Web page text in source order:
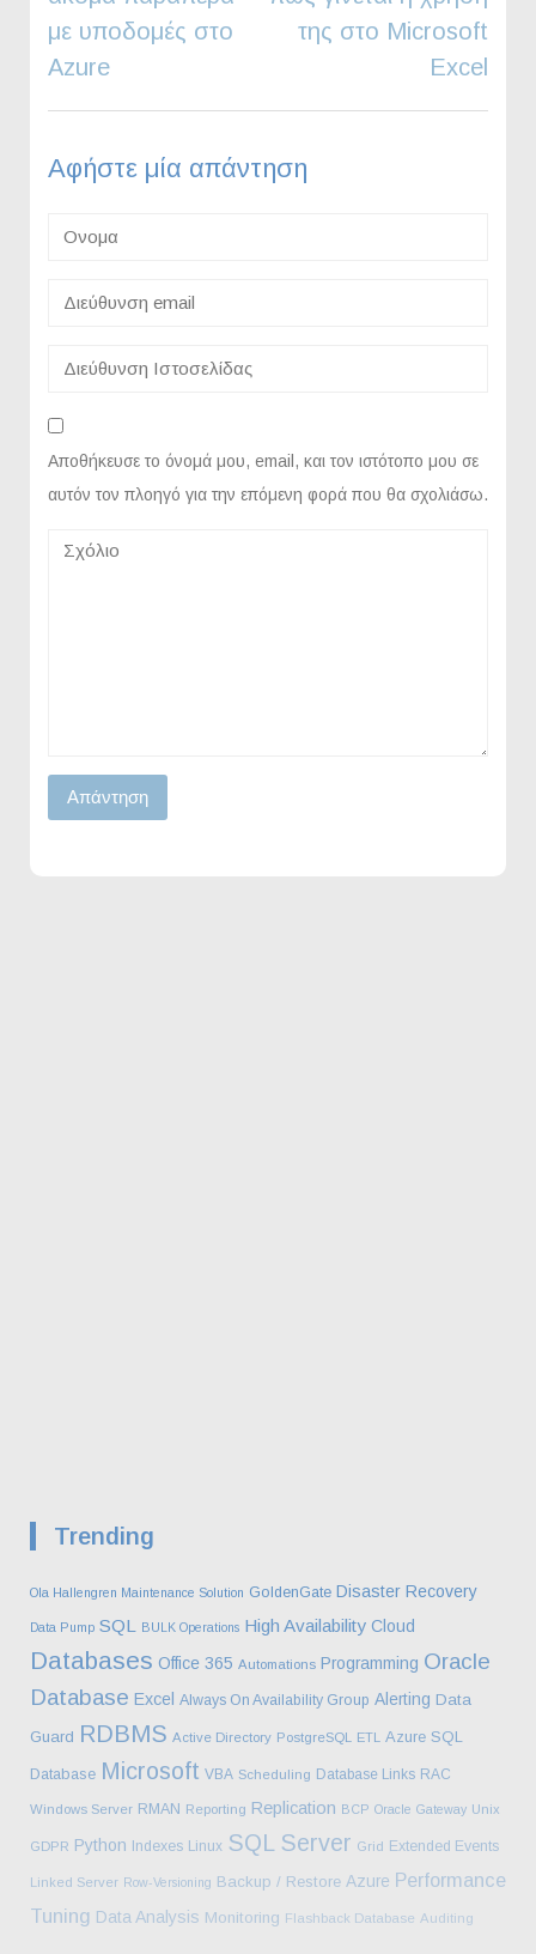
άρθρων
με υποδομές στο
Azure
της στο Microsoft
Excel
Αφήστε μία απάντηση
Αποθήκευσε το όνομά μου, email, και τον ιστότοπο μου σε
αυτόν τον πλοηγό για την επόμενη φορά που θα σχολιάσω.
Trending
Ola Hallengren Maintenance Solution GoldenGate Disaster Recovery
Data Pump SQL BULK Operations High Availability Cloud
Databases Office 365 Automations Programming Oracle
Database Excel Always On Availability Group Alerting Data
Guard RDBMS Active Directory PostgreSQL ETL Azure SQL
Database Microsoft VBA Scheduling Database Links RAC
Windows Server RMAN Reporting Replication BCP Oracle Gateway Unix
GDPR Python Indexes Linux SQL Server Grid Extended Events
Linked Server Row-Versioning Backup / Restore Azure Performance
Tuning Data Analysis Monitoring Flashback Database Auditing